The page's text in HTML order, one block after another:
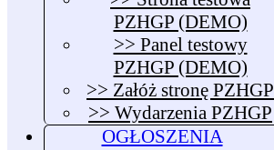
PZHGP (DEMO)
>> Panel testowy
PZHGP (DEMO)
>> Załóż stronę PZHGP
>> Wydarzenia PZHGP
OGŁOSZENIA